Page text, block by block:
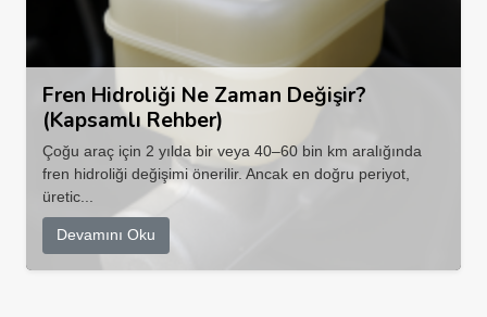
Fren Hidroliği Ne Zaman Değişir?
(Kapsamlı Rehber)
Çoğu araç için 2 yılda bir veya 40–60 bin km aralığında
fren hidroliği değişimi önerilir. Ancak en doğru periyot,
üretic...
Devamını Oku